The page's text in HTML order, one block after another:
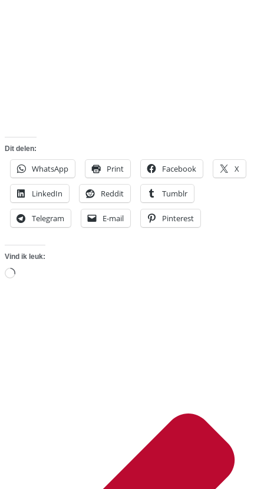
Dit delen:
WhatsApp Print Facebook X
LinkedIn Reddit Tumblr
Telegram E-mail Pinterest
Vind ik leuk:
Aan